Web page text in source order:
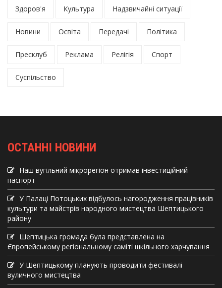
Здоров'я Культура Надзвичайні ситуації
Новини Освіта Передачі Політика
Пресклуб Реклама Релігія Спорт
Суспільство
ОСТАННІ НОВИНИ
Наш вугільний мікрорегіон отримав інвеcтиційний
паспорт
У Палаці Потоцьких відбулось нагородження працівників
культури та майстрів народного мистецтва Шептицького
району
Шептицька громада була представлена на
Європейському регіональному саміті шкільного харчування
У Шептицькому планують проводити фестивалі
вуличного мистецтва